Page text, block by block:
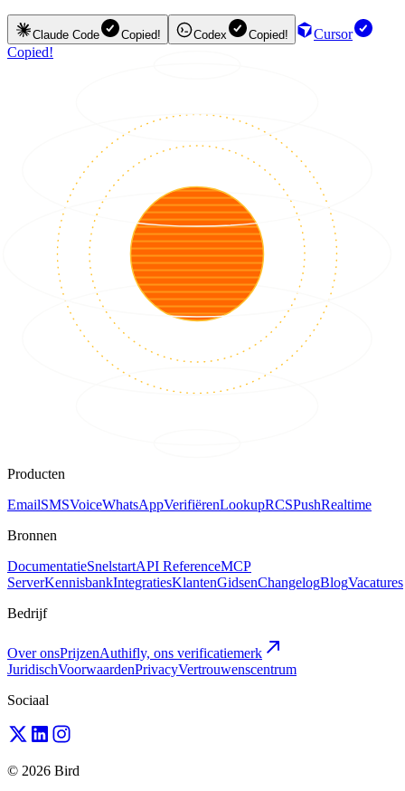
Claude Code Copied! Codex Copied!
Cursor
Copied!
Producten
EmailSMSVoiceWhatsAppVerifiërenLookupRCSPushRealtime
Bronnen
DocumentatieSnelstartAPI ReferenceMCP
ServerKennisbankIntegratiesKlantenGidsenChangelogBlogVacatures
Bedrijf
Over onsPrijzenAuthifly, ons verificatiemerk
JuridischVoorwaardenPrivacyVertrouwenscentrum
Sociaal
© 2026 Bird